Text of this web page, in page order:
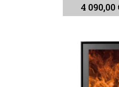
4 090,00